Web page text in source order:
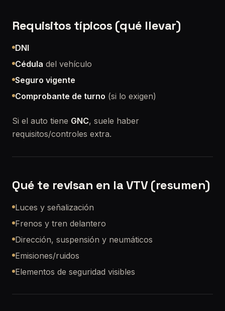
Requisitos típicos (qué llevar)
DNI
Cédula del vehículo
Seguro vigente
Comprobante de turno (si lo exigen)
Si el auto tiene GNC, suele haber
requisitos/controles extra.
Qué te revisan en la VTV (resumen)
Luces y señalización
Frenos y tren delantero
Dirección, suspensión y neumáticos
Emisiones/ruidos
Elementos de seguridad visibles